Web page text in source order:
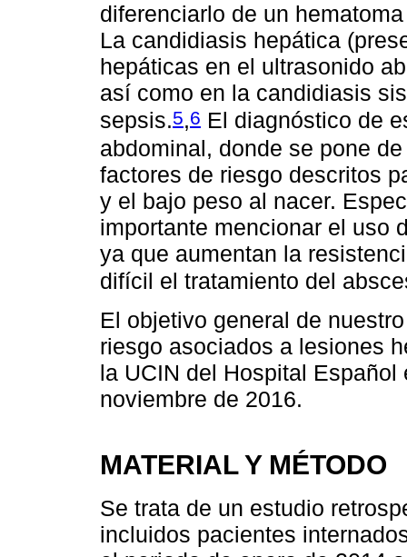
diferenciarlo de un
La candidiasis hepática
hepáticas en el ultrasonido
así como en la candidiasis
sepsis.5,6 El diagnóstico de
abdominal, donde se pone
factores de riesgo descritos
y el bajo peso al nacer.
importante mencionar el uso
ya que aumentan la
difícil el tratamiento del
El objetivo general de
riesgo asociados a lesiones
la UCIN del Hospital
noviembre de 2016.
MATERIAL Y MÉTODO
Se trata de un estudio
incluidos pacientes